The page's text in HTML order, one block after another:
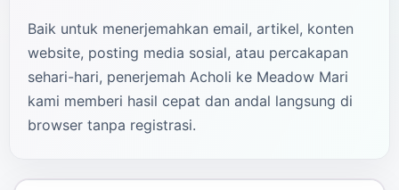
Baik untuk menerjemahkan email, artikel, konten
website, posting media sosial, atau percakapan
sehari-hari, penerjemah Acholi ke Meadow Mari
kami memberi hasil cepat dan andal langsung di
browser tanpa registrasi.